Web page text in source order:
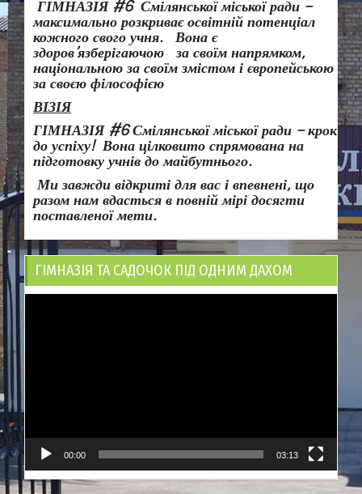
ГІМНАЗІЯ #6 Смілянської міської ради –
максимально розкриває освітній потенціал
кожного свого учня.
Вона є
здоров’язберігаючою за своїм напрямком,
національною за своїм змістом і європейською
за своєю філософією
ВІЗІЯ
ГІМНАЗІЯ #6 Смілянської міської ради – крок
до успіху! Вона цілковито спрямована на
підготовку учнів до майбутнього.
Ми завжди відкриті для вас і впевнені, що
разом нам вдасться в повній мірі досягти
поставленої мети.
ГІМНАЗІЯ ТА САДОЧОК ПІД ОДНИМ ДАХОМ
00:00 03:13